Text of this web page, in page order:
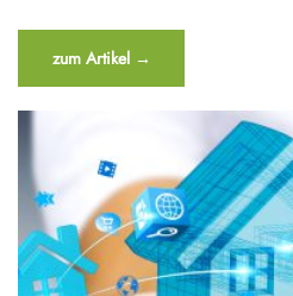
“Apps
für
zum Artikel →